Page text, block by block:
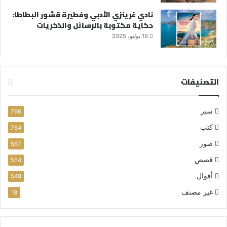
نادي غرينزي الأدبي وفطيرة قشور البطاطا:
حكاية مكتوبة بالرسائل والذكريات
19 يوليو، 2025
التصنيفات
سير 766
كتب 764
صور 567
قصص 554
أقوال 548
غير مصنف 18